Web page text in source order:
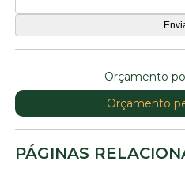
Orçamento
Orçamento
PÁGINAS